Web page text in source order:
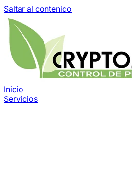
Saltar al contenido
Inicio
Servicios